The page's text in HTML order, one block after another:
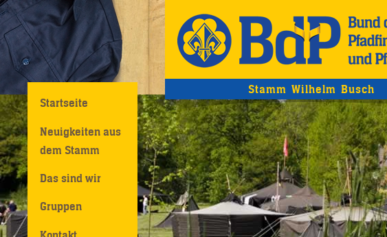
Stamm Wilhelm Busch
Startseite
Neuigkeiten aus
dem Stamm
Das sind wir
Gruppen